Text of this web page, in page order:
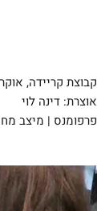
קבוצת קריידה,
אוצרת: דינה לוי
פרפומנס | מיצב